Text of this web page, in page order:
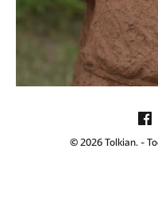
© 2026 Tolkian. -